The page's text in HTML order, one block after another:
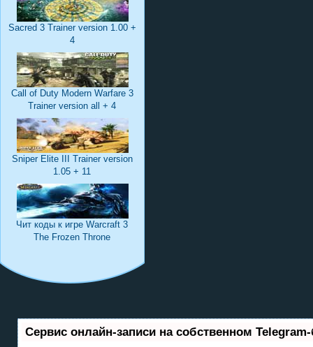
Sacred 3 Trainer version 1.00 +
4
Call of Duty Modern Warfare 3
Trainer version all + 4
Sniper Elite III Trainer version
1.05 + 11
Чит коды к игре Warcraft 3
The Frozen Throne
Сервис онлайн-записи на собственном Telegram-